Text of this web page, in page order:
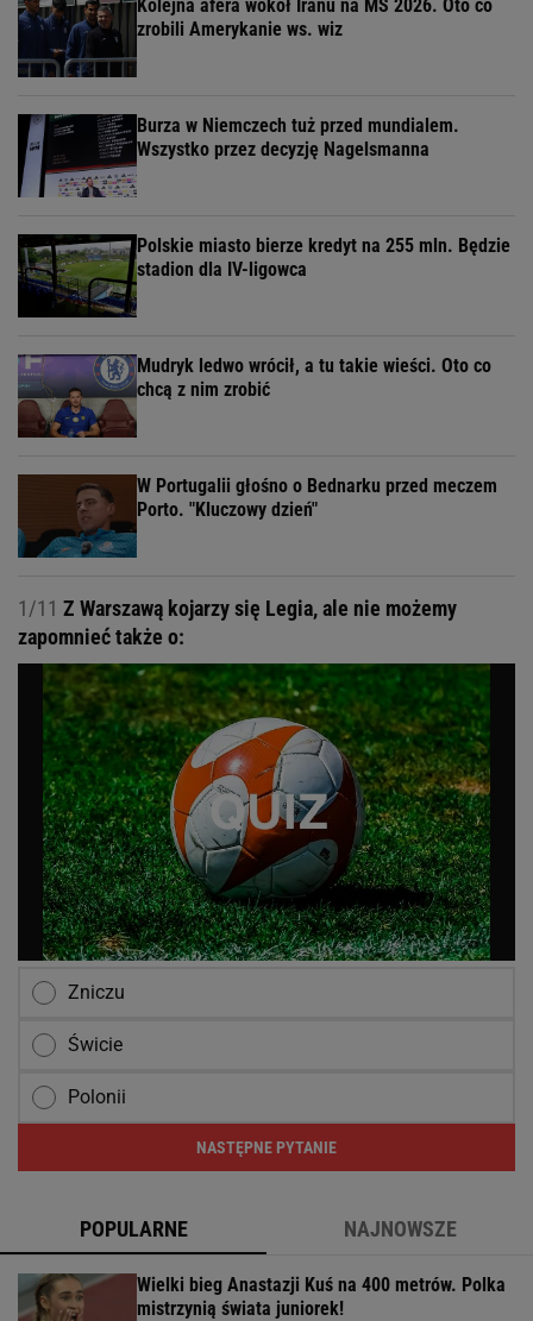
Kolejna afera wokół Iranu na MŚ 2026. Oto co
zrobili Amerykanie ws. wiz
Burza w Niemczech tuż przed mundialem.
Wszystko przez decyzję Nagelsmanna
Polskie miasto bierze kredyt na 255 mln. Będzie
stadion dla IV-ligowca
Mudryk ledwo wrócił, a tu takie wieści. Oto co
chcą z nim zrobić
W Portugalii głośno o Bednarku przed meczem
Porto. "Kluczowy dzień"
1/11 Z Warszawą kojarzy się Legia, ale nie możemy
zapomnieć także o:
Zniczu
Świcie
Polonii
NASTĘPNE PYTANIE
POPULARNE NAJNOWSZE
Wielki bieg Anastazji Kuś na 400 metrów. Polka
mistrzynią świata juniorek!